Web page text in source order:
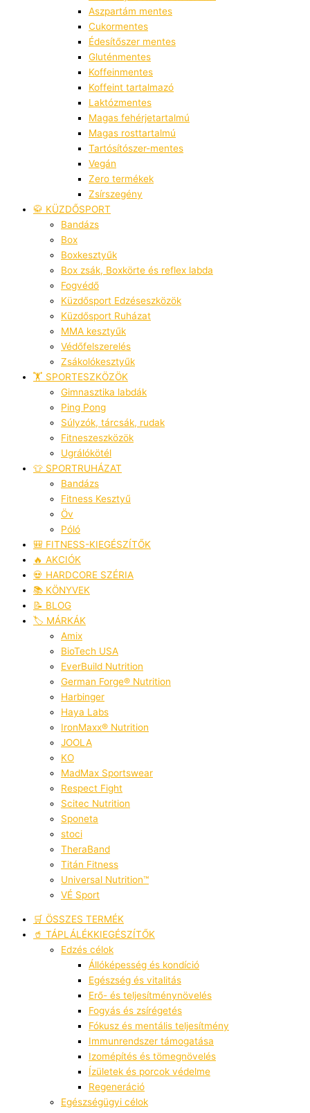
Aszpartám mentes
Cukormentes
Édesítőszer mentes
Gluténmentes
Koffeinmentes
Koffeint tartalmazó
Laktózmentes
Magas fehérjetartalmú
Magas rosttartalmú
Tartósítószer-mentes
Vegán
Zero termékek
Zsírszegény
🥋 KÜZDŐSPORT
Bandázs
Box
Boxkesztyűk
Box zsák, Boxkörte és reflex labda
Fogvédő
Küzdősport Edzéseszközök
Küzdősport Ruházat
MMA kesztyűk
Védőfelszerelés
Zsákolókesztyűk
🏋️ SPORTESZKÖZÖK
Gimnasztika labdák
Ping Pong
Súlyzók, tárcsák, rudak
Fitneszeszközök
Ugrálókötél
👕 SPORTRUHÁZAT
Bandázs
Fitness Kesztyű
Öv
Póló
🎒 FITNESS-KIEGÉSZÍTŐK
🔥 AKCIÓK
💀 HARDCORE SZÉRIA
📚 KÖNYVEK
📝 BLOG
🏷️ MÁRKÁK
Amix
BioTech USA
EverBuild Nutrition
German Forge® Nutrition
Harbinger
Haya Labs
IronMaxx® Nutrition
JOOLA
KO
MadMax Sportswear
Respect Fight
Scitec Nutrition
Sponeta
stoci
TheraBand
Titán Fitness
Universal Nutrition™
VÉ Sport
🛒 ÖSSZES TERMÉK
🥤 TÁPLÁLÉKKIEGÉSZÍTŐK
Edzés célok
Állóképesség és kondíció
Egészség és vitalitás
Erő- és teljesítménynövelés
Fogyás és zsírégetés
Fókusz és mentális teljesítmény
Immunrendszer támogatása
Izomépítés és tömegnövelés
Ízületek és porcok védelme
Regeneráció
Egészségügyi célok